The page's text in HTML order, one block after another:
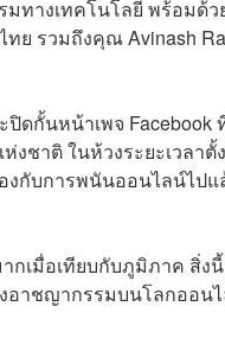
มทางเทคโนโลยี พร้อมด้
ทย รวมถึงคุณ Avinash
ดกั้นหน้าเพจ Facebook
ชาติ ในห้วงระยะเวลาตั้
งกับการพนันออนไลน์ไปแ
กเมื่อเทียบกับภูมิภาค สิ่งนี้
อาชญากรรมบนโลกออน